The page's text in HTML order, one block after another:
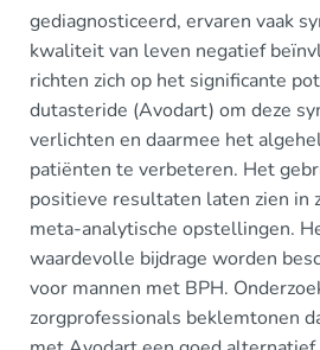
gediagnosticeerd, ervaren vaak
kwaliteit van leven negatief
richten zich op het significante
dutasteride (Avodart) om deze
verlichten en daarmee het
patiënten te verbeteren. Het
positieve resultaten laten zien in
meta-analytische opstellingen.
waardevolle bijdrage worden
voor mannen met BPH.
zorgprofessionals beklemtonen